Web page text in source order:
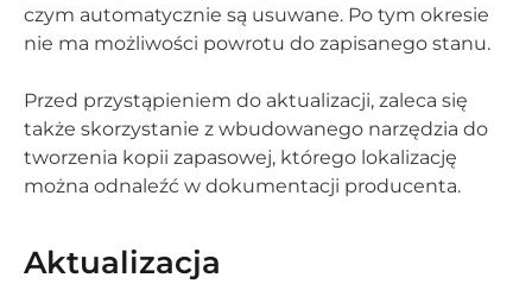
czym automatycznie są usuwane. Po tym okresie
nie ma możliwości powrotu do zapisanego stanu.
Przed przystąpieniem do aktualizacji, zaleca się
także skorzystanie z wbudowanego narzędzia do
tworzenia kopii zapasowej, którego lokalizację
można odnaleźć w dokumentacji producenta.
Aktualizacja